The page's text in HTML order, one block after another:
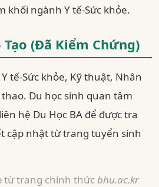
ngành Y tế-Sức khỏe.
(Đã Kiểm Chứng)
tế-Sức khỏe, Kỹ thuật, Nhân
Du học sinh quan tâm
hệ Du Học BA để được tra
cập nhật từ trang tuyển sinh
từ trang chính thứcbhu.ac.kr